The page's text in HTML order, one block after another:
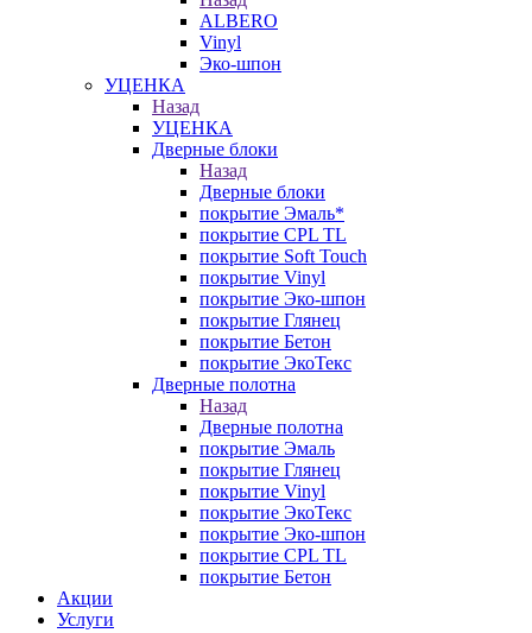
ALBERO
Vinyl
Эко-шпон
УЦЕНКА
Назад
УЦЕНКА
Дверные блоки
Назад
Дверные блоки
покрытие Эмаль*
покрытие CPL TL
покрытие Soft Touch
покрытие Vinyl
покрытие Эко-шпон
покрытие Глянец
покрытие Бетон
покрытие ЭкоТекс
Дверные полотна
Назад
Дверные полотна
покрытие Эмаль
покрытие Глянец
покрытие Vinyl
покрытие ЭкоТекс
покрытие Эко-шпон
покрытие CPL TL
покрытие Бетон
Акции
Услуги